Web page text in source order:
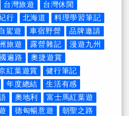
台灣旅遊
台灣休閒
行 北海道
料理學習筆記
駕遊
車宿野營
品牌邀請
旅遊 露營雜記
漫遊九州
遍路
奧捷遊賞
紅葉遊賞
健行筆記
年度總結
生活有感
奧地利
富士馬紅葉遊
德匈暢意遊
朝聖之路